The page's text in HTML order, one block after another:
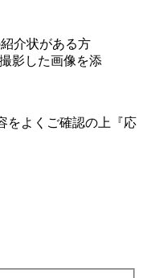
介状がある方
影した画像を添
をよくご確認の上『応